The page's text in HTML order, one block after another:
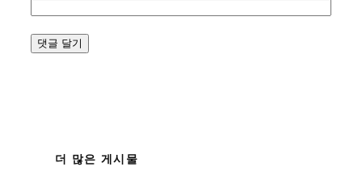
더 많은 게시물